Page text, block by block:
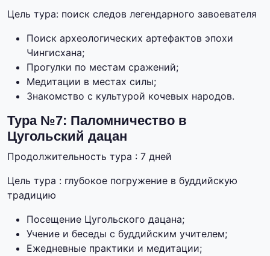
Цель тура: поиск следов легендарного завоевателя
Поиск археологических артефактов эпохи
Чингисхана;
Прогулки по местам сражений;
Медитации в местах силы;
Знакомство с культурой кочевых народов.
Тура №7: Паломничество в
Цугольский дацан
Продолжительность тура : 7 дней
Цель тура : глубокое погружение в буддийскую
традицию
Посещение Цугольского дацана;
Учение и беседы с буддийским учителем;
Ежедневные практики и медитации;